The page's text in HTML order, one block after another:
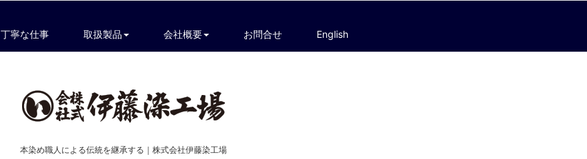
丁寧な仕事 取扱製品 会社概要 お問合せ English
本染め職人による伝統を継承する｜株式会社伊藤染工場